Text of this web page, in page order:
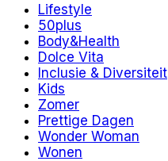
Lifestyle
50plus
Body&Health
Dolce Vita
Inclusie & Diversiteit
Kids
Zomer
Prettige Dagen
Wonder Woman
Wonen